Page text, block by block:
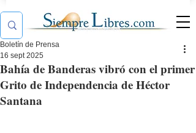
Bahía de Banderas vibró con el primer
Grito de Independencia de Héctor
Santana
Boletín de Prensa
16 sept 2025